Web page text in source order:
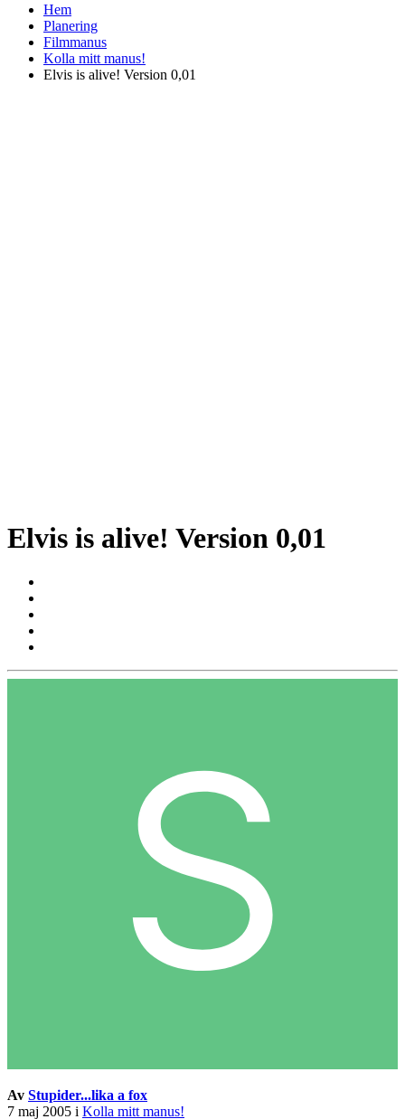
Hem
Planering
Filmmanus
Kolla mitt manus!
Elvis is alive! Version 0,01
Elvis is alive! Version 0,01
Av Stupider...lika a fox
7 maj 2005 i Kolla mitt manus!